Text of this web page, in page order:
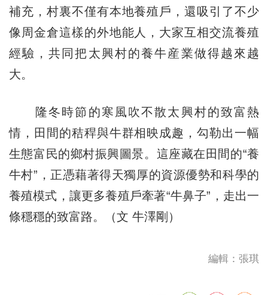
補充，村裏不僅有本地養殖戶，還吸引了不少
像周金倉這樣的外地能人，大家互相交流養殖
經驗，共同把太興村的養牛産業做得越來越
大。
隆冬時節的寒風吹不散太興村的致富熱
情，田間的秸稈與牛群相映成趣，勾勒出一幅
生態富民的鄉村振興圖景。這座藏在田間的“養
牛村”，正憑藉著得天獨厚的資源優勢和科學的
養殖模式，讓更多養殖戶牽著“牛鼻子”，走出一
條穩穩的致富路。（文 牛澤剛）
編輯：張琪